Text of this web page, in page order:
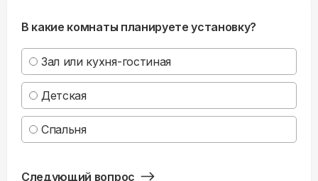
В какие комнаты планируете установку?
Зал или кухня-гостиная
Детская
Спальня
Следующий вопрос